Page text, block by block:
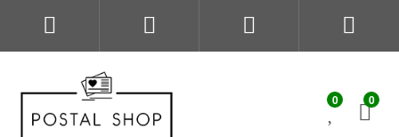
0 0